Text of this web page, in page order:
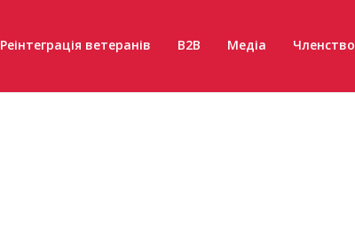
Реінтеграція ветеранів B2B Медіа Членство